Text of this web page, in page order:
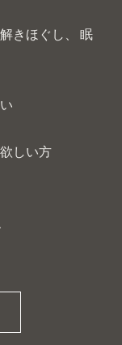
きほぐし、 眠
しい方